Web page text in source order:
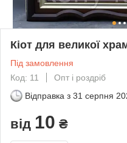
Кіот для великої
Під замовлення
Код: 11
Опт і роздріб
Відправка з 31 серпня
від 10 ₴